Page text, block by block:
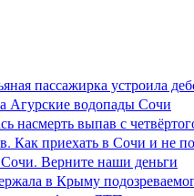
пассажирка устроила
Агурские водопады Сочи
насмерть выпав с
Как приехать в Сочи и не
Верните наши деньги
в Крыму